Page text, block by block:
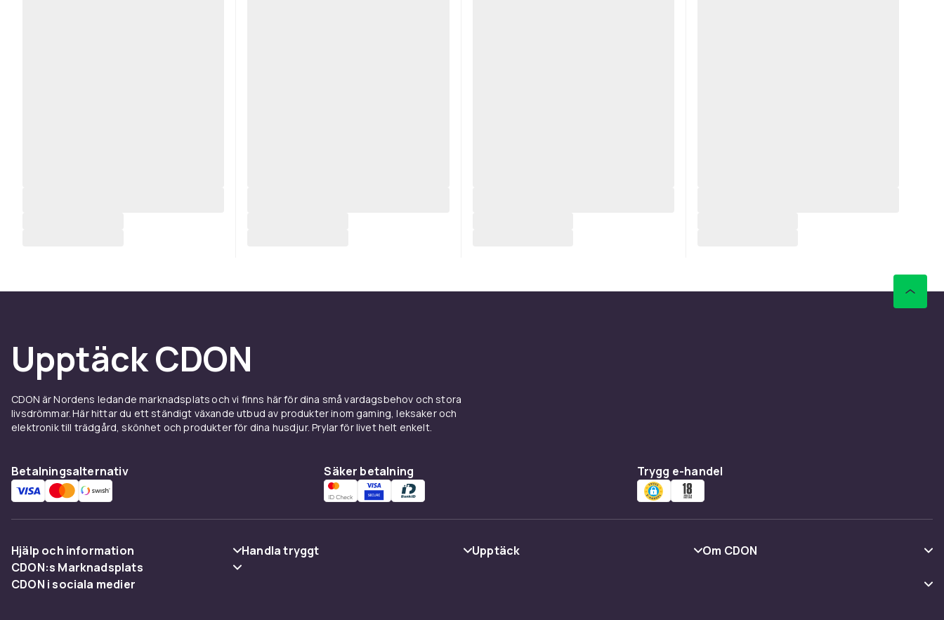
Upptäck CDON
CDON är Nordens ledande marknadsplats och vi finns här för dina små vardagsbehov och stora
livsdrömmar. Här hittar du ett ständigt växande utbud av produkter inom gaming, leksaker och
elektronik till trädgård, skönhet och produkter för dina husdjur. Prylar för livet helt enkelt.
Betalningsalternativ Säker betalning Trygg e-handel
Hjälp och information
Vanliga frågor
Handla tryggt
Upptäck
Om CDON
CDON:s Marknadsplats
Sälj på CDON
CDON i sociala medier